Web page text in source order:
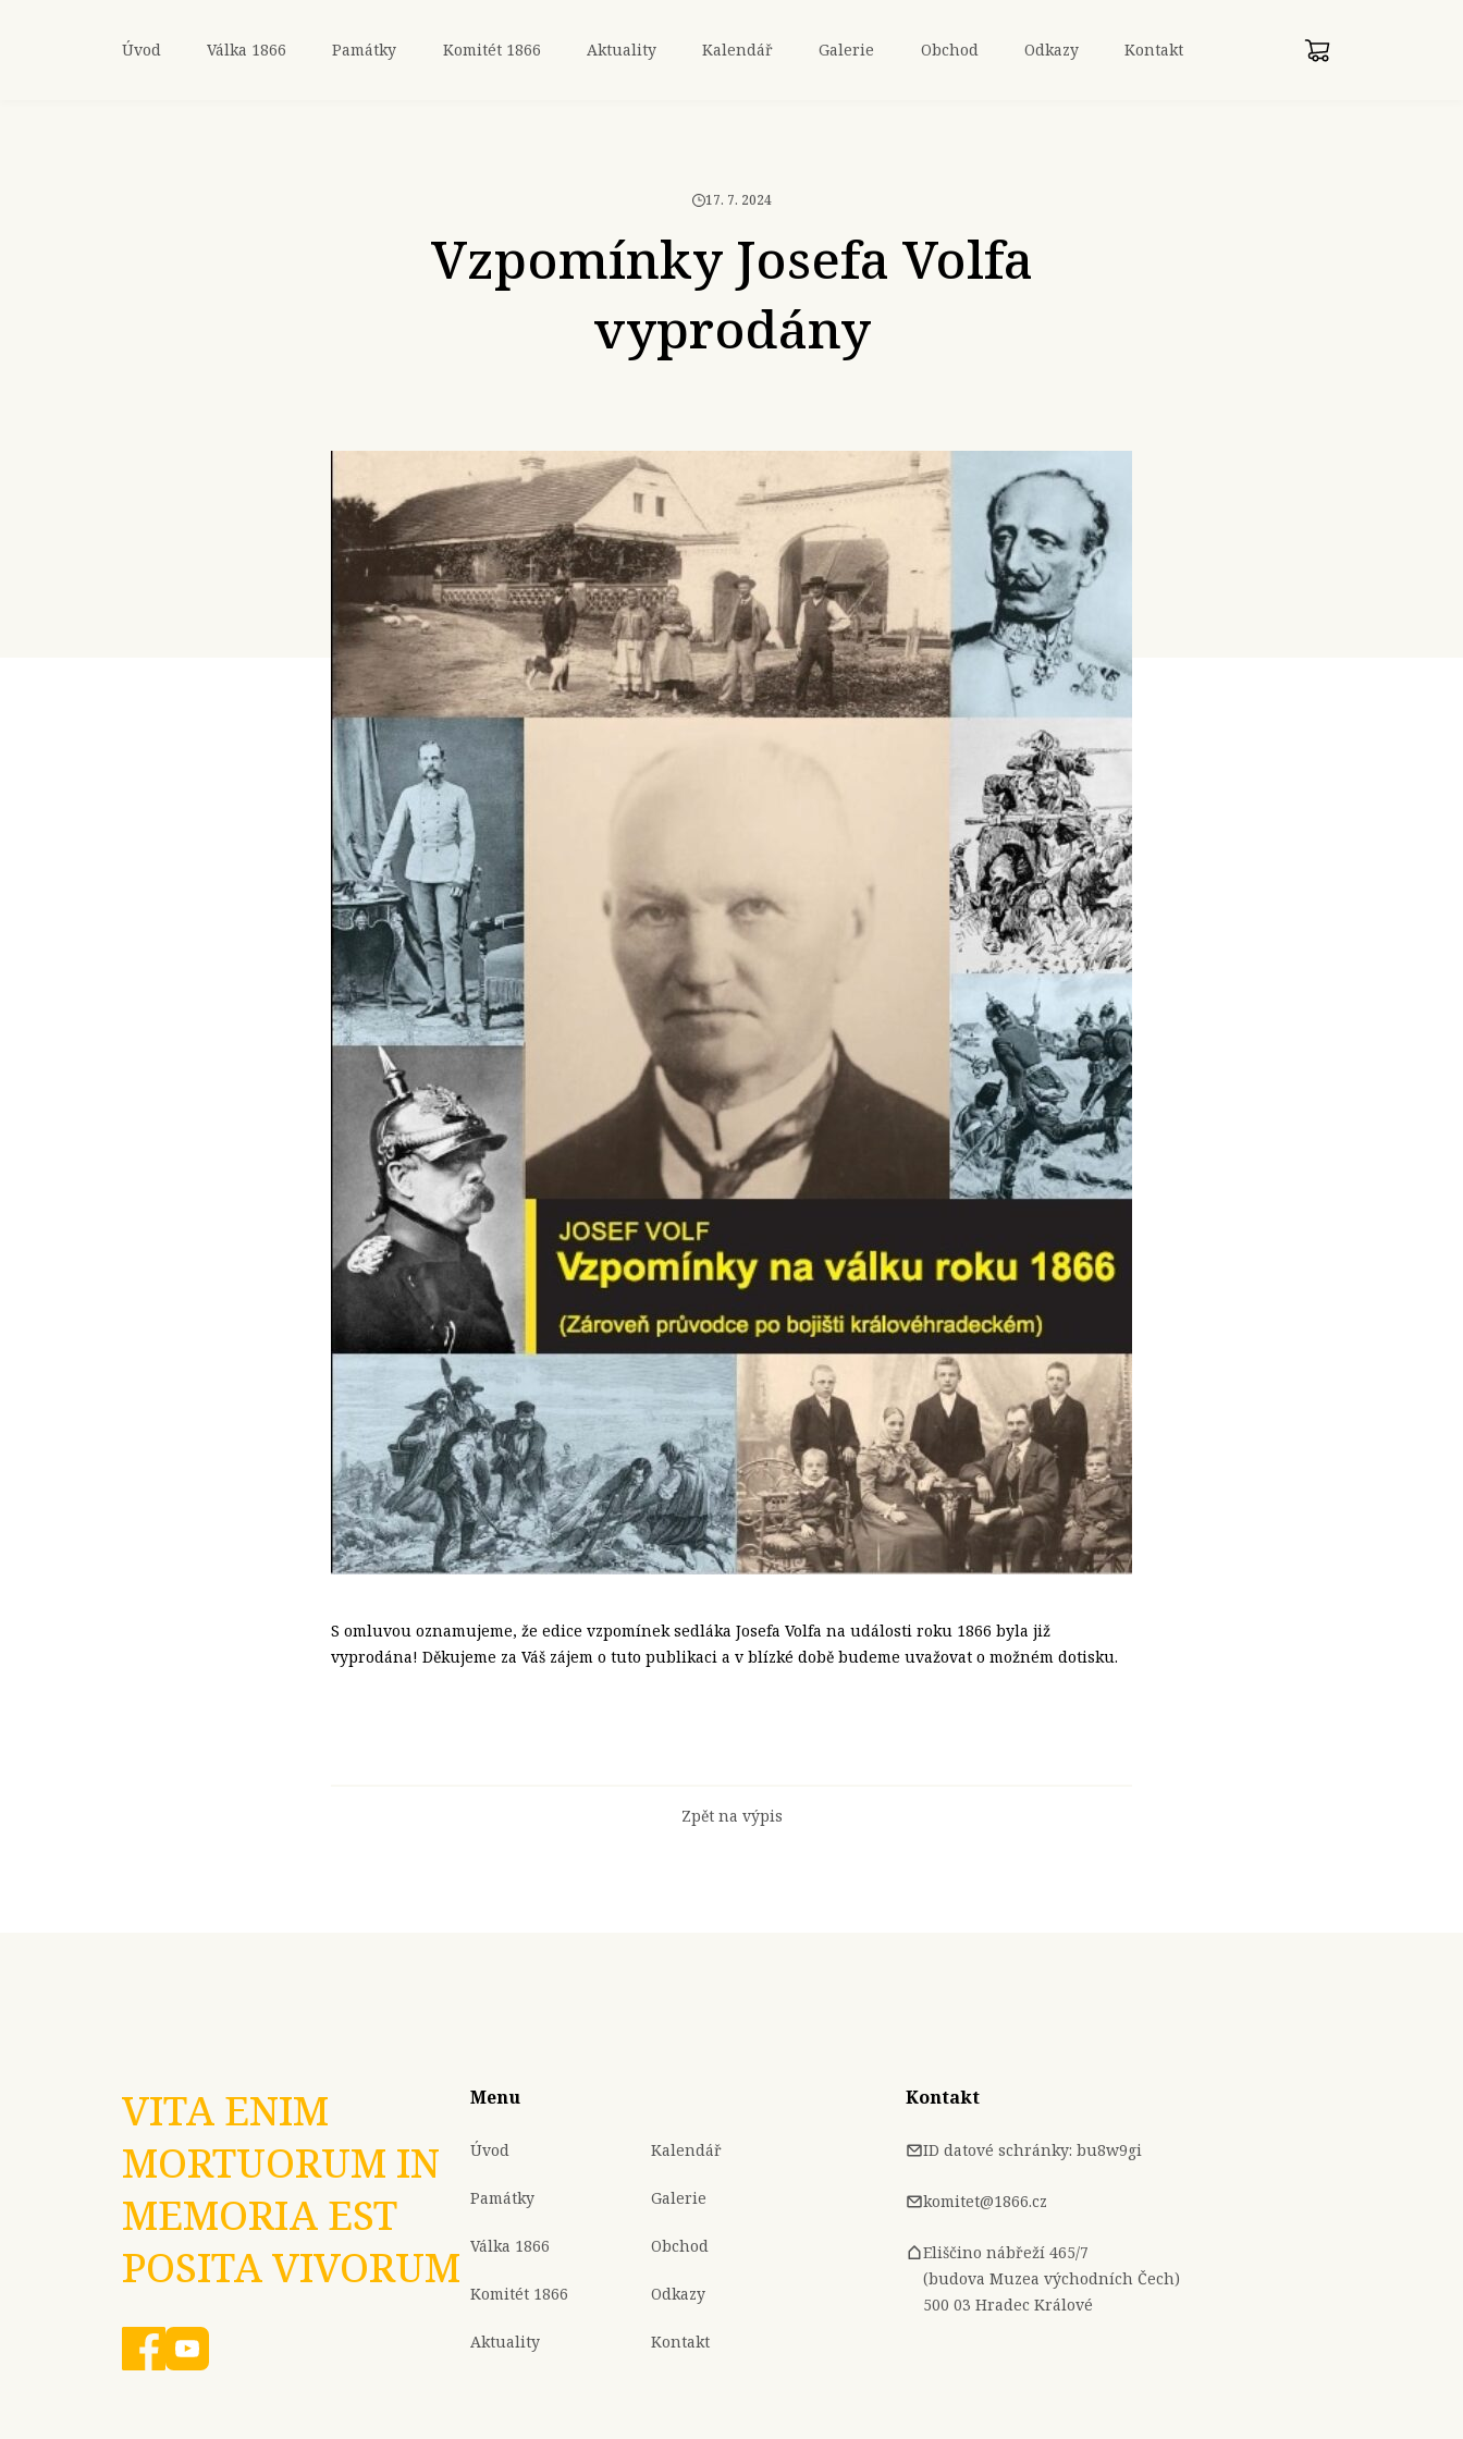
Úvod Válka 1866 Památky Komitét 1866 Aktuality Kalendář Galerie Obchod Odkazy Kontakt
17. 7. 2024
Vzpomínky Josefa Volfa
vyprodány
S omluvou oznamujeme, že edice vzpomínek sedláka Josefa Volfa na události roku 1866 byla již
vyprodána! Děkujeme za Váš zájem o tuto publikaci a v blízké době budeme uvažovat o možném dotisku.
Zpět na výpis
VITA ENIM
MORTUORUM IN
MEMORIA EST
POSITA VIVORUM
Menu
Úvod
Památky
Válka 1866
Komitét 1866
Aktuality
Kalendář
Galerie
Obchod
Odkazy
Kontakt
Kontakt
ID datové schránky: bu8w9gi
komitet@1866.cz
Eliščino nábřeží 465/7
(budova Muzea východních Čech)
500 03 Hradec Králové